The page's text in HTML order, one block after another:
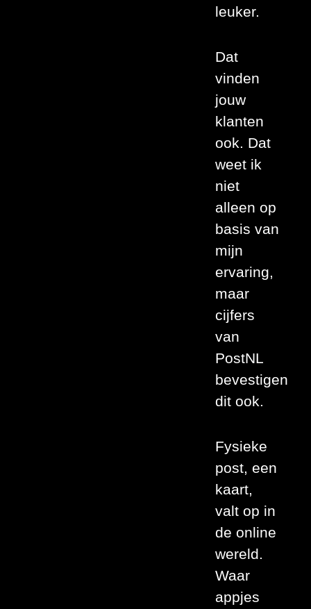
leuker.
Dat
vinden
jouw
klanten
ook. Dat
weet ik
niet
alleen op
basis van
mijn
ervaring,
maar
cijfers
van
PostNL
bevestigen
dit ook.
Fysieke
post, een
kaart,
valt op in
de online
wereld.
Waar
appjes